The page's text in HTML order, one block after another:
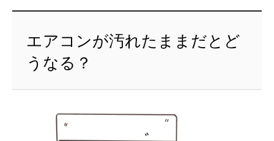
エアコンが汚れたままだとど
うなる？